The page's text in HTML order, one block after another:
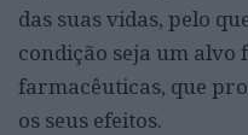
das suas vidas, pelo
condição seja um alvo
farmacêuticas, que
os seus efeitos.